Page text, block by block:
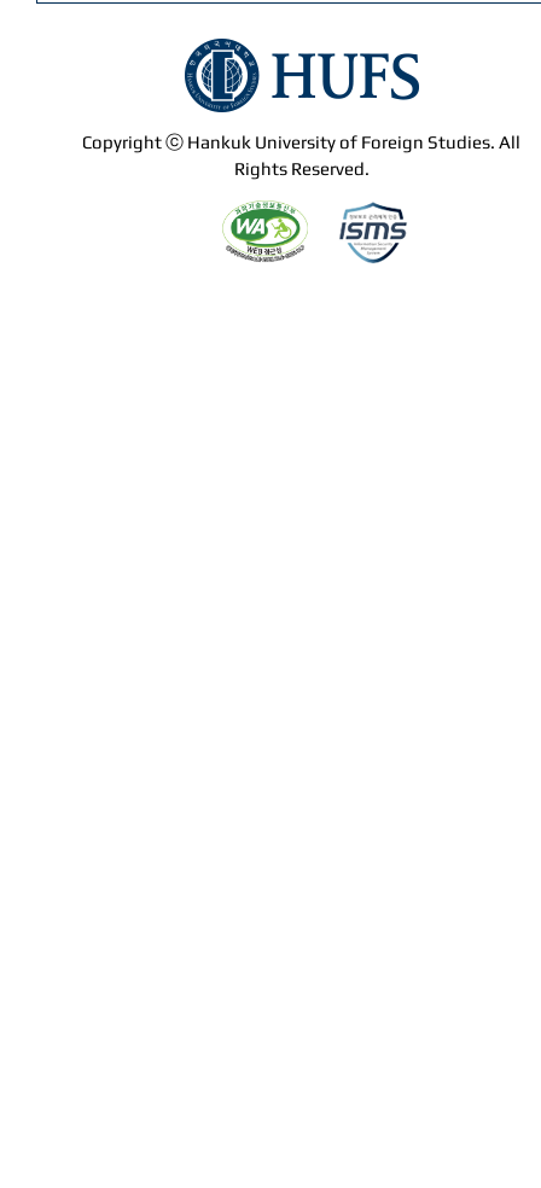
Copyright ⓒ Hankuk University of Foreign Studies. All
Rights Reserved.